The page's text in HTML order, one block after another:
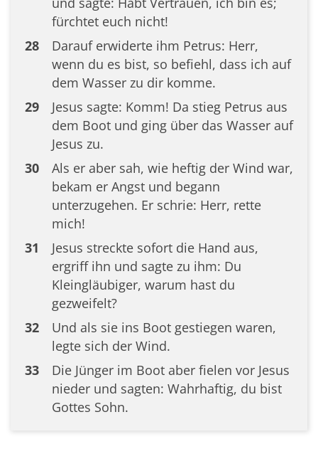
fürchtet euch nicht!
28
Darauf erwiderte ihm Petrus: Herr,
wenn du es bist, so befiehl, dass ich auf
dem Wasser zu dir komme.
29
Jesus sagte: Komm! Da stieg Petrus aus
dem Boot und ging über das Wasser auf
Jesus zu.
30
Als er aber sah, wie heftig der Wind war,
bekam er Angst und begann
unterzugehen. Er schrie: Herr, rette
mich!
31
Jesus streckte sofort die Hand aus,
ergriff ihn und sagte zu ihm: Du
Kleingläubiger, warum hast du
gezweifelt?
32
Und als sie ins Boot gestiegen waren,
legte sich der Wind.
33
Die Jünger im Boot aber fielen vor Jesus
nieder und sagten: Wahrhaftig, du bist
Gottes Sohn.